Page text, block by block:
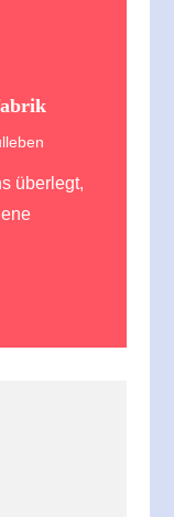
überlegt,